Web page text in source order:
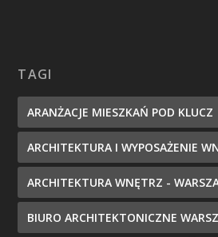
TAGI
ARANŻACJE MIESZKAŃ POD KLUCZ
ARCHITEKTURA I WYPOSAŻENIE
ARCHITEKTURA WNĘTRZ -
BIURO ARCHITEKTONICZNE